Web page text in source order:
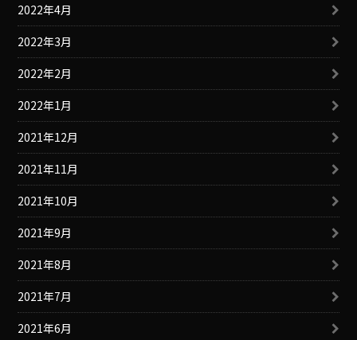
2022年4月
2022年3月
2022年2月
2022年1月
2021年12月
2021年11月
2021年10月
2021年9月
2021年8月
2021年7月
2021年6月